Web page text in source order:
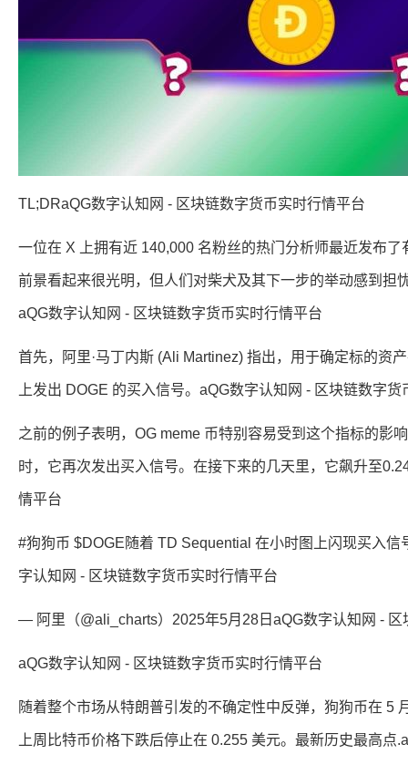
TL;DRaQG数字认知网 - 区块链数字货币实时行情平台
一位在 X 上拥有近 140,000 名粉丝的热门分析师最近发布
前景看起来很光明，但人们对柴犬及其下一步的举动感到担
aQG数字认知网 - 区块链数字货币实时行情平台
首先，阿里·马丁内斯 (Ali Martinez) 指出，用于确定标的资
上发出 DOGE 的买入信号。aQG数字认知网 - 区块链数字
之前的例子表明，OG meme 币特别容易受到这个指标的影
时，它再次发出买入信号。在接下来的几天里，它飙升至
情平台
#狗狗币 $DOGE随着 TD Sequential 在小时图上闪现买入
字认知网 - 区块链数字货币实时行情平台
— 阿里（@ali_charts）2025年5月28日aQG数字认知网 - 区
aQG数字认知网 - 区块链数字货币实时行情平台
随着整个市场从特朗普引发的不确定性中反弹，狗狗币在 5
上周比特币价格下跌后停止在 0.255 美元。最新历史最高